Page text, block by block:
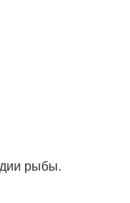
рыбы.